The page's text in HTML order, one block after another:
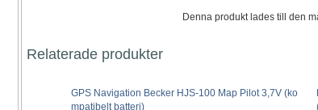
Denna produkt lades till den
Relaterade produkter
GPS Navigation Becker HJS-100 Map Pilot 3,7V (ko
mpatibelt batteri)